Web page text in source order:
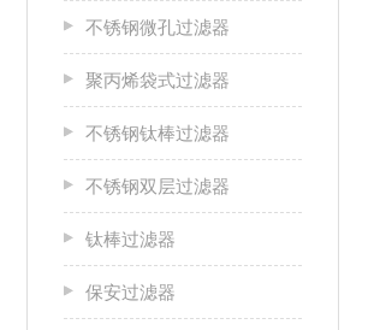
不锈钢微孔过滤器
聚丙烯袋式过滤器
不锈钢钛棒过滤器
不锈钢双层过滤器
钛棒过滤器
保安过滤器